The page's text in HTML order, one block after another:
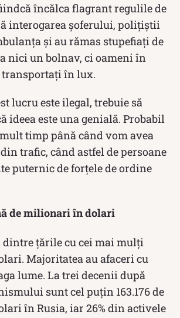
încălca flagrant regulile de
interogarea șoferului, polițiștii
și au rămas stupefiați de
nici un bolnav, ci oameni în
în lux.
lucru este ilegal, trebuie să
ideea este una genială. Probabil
timp până când vom avea
trafic, când astfel de persoane
puternic de forțele de ordine
de milionari în dolari
dintre țările cu cei mai mulți
Majoritatea au afaceri cu
lume. La trei decenii după
sunt cel puţin 163.176 de
în Rusia, iar 26% din activele